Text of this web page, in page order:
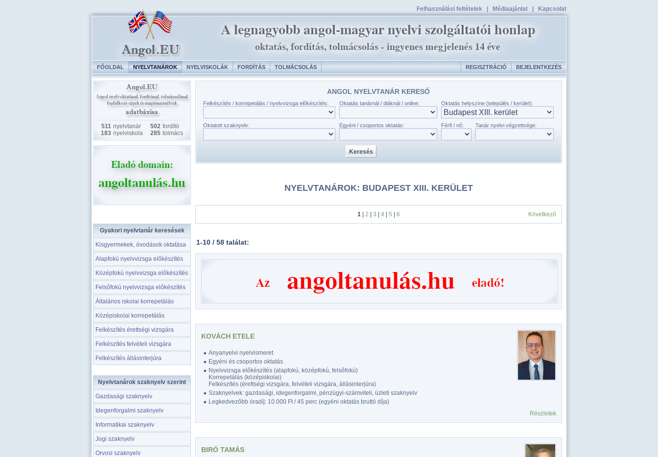
Felhasználási feltételek Médiaajánlat Kapcsolat
FŐOLDAL NYELVTANÁROK NYELVISKOLÁK FORDÍTÁS TOLMÁCSOLÁS REGISZTRÁCIÓ BEJELENTKEZÉS
511 nyelvtanár 502 fordító
183 nyelviskola 285 tolmács
Gyakori nyelvtanár keresések
Kisgyermekek, óvodások oktatása
Alapfokú nyelvvizsga előkészítés
Középfokú nyelvvizsga előkészítés
Felsőfokú nyelvvizsga előkészítés
Általános iskolai korrepetálás
Középiskolai korrepetálás
Felkészítés érettségi vizsgára
Felkészítés felvételi vizsgára
Felkészítés állásinterjúra
Nyelvtanárok szaknyelv szerint
Gazdasági szaknyelv
Idegenforgalmi szaknyelv
Informatikai szaknyelv
Jogi szaknyelv
Orvosi szaknyelv
ANGOL NYELVTANÁR KERESŐ
Felkészítés / korrepetálás / nyelvvizsga előkészítés: Oktatás tanárnál / diáknál / online: Oktatás helyszíne (település / kerület):
Oktatott szaknyelv: Egyéni / csoportos oktatás: Férfi / nő: Tanár nyelvi végzettsége:
NYELVTANÁROK: BUDAPEST XIII. KERÜLET
1| 2 3 4| 5 6 Következő
1-10 / 58 találat:
KOVÁCH ETELE
Anyanyelvi nyelvismeret
Egyéni és csoportos oktatás
Nyelvvizsga előkészítés (alapfokú, középfokú, felsőfokú)
Korrepetálás (középiskolai)
Felkészítés (érettségi vizsgára, felvételi vizsgára, állásinterjúra)
Szaknyelvek: gazdasági, idegenforgalmi, pénzügyi-számviteli, üzleti szaknyelv
Legkedvezőbb óradíj: 10.000 Ft / 45 perc (egyéni oktatás bruttó díja)
Részletek
BIRÓ TAMÁS